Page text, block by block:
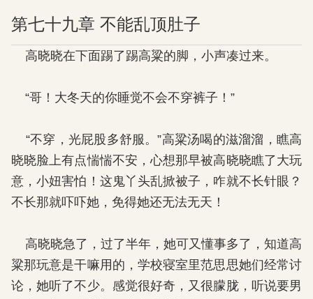
第七十九章 不能乱顶肚子
高晓晓在下面踢了踢高粱的脚，小声凑过来。
“哥！大冬天的你睡觉不会不穿裤子！”
“不穿，光屁股多舒服。”高粱汤喝的滋溜溜，瞧高
晓晓脸上有点惴惴不安，心想那早被高晓晓瞧了大玩
意，小妞害怕！这鬼丫头乱掀被子，咋就不长针眼？
不长那就吓吓她，免得她还无法无天！
高晓晓急了，过了半年，她可又懂事多了，知道高
粱那玩意是干嘛用的，学校寝室里范思思她们经常讨
论，她听了不少。感觉很好奇，又很朦胧，听说要男